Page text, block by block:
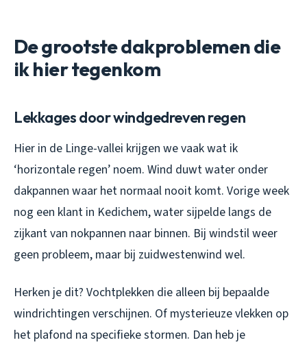
De grootste dakproblemen die
ik hier tegenkom
Lekkages door windgedreven regen
Hier in de Linge-vallei krijgen we vaak wat ik
‘horizontale regen’ noem. Wind duwt water onder
dakpannen waar het normaal nooit komt. Vorige week
nog een klant in Kedichem, water sijpelde langs de
zijkant van nokpannen naar binnen. Bij windstil weer
geen probleem, maar bij zuidwestenwind wel.
Herken je dit? Vochtplekken die alleen bij bepaalde
windrichtingen verschijnen. Of mysterieuze vlekken op
het plafond na specifieke stormen. Dan heb je